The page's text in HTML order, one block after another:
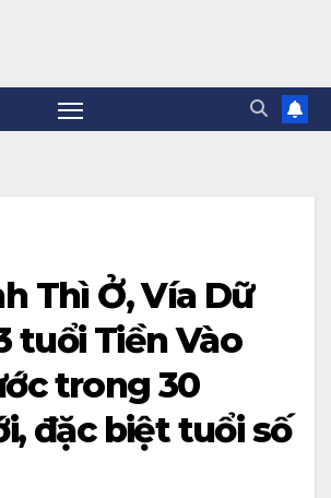
Thì Ở, Vía Dữ
tuổi Tiền Vào
trong 30
đặc biệt tuổi số